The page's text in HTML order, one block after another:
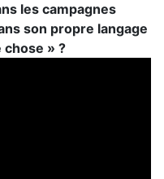
les campagnes
son propre langage
» ?